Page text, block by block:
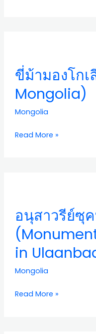
ขี่ม้ามองโก
Mongolia)
Mongolia
โก
(Horse
Trek
Read More »
อนุสาวรีย์ซุ
in
Mongolia
คบา
ตาร์
(Monument
of
in
Read More »